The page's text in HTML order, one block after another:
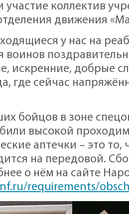
участие коллектив
движения
у нас на
воинов
искренние, добрые
где сейчас
бойцов в зоне
высокой
аптечки – это то,
на передовой.
о нём на сайте
requirements/